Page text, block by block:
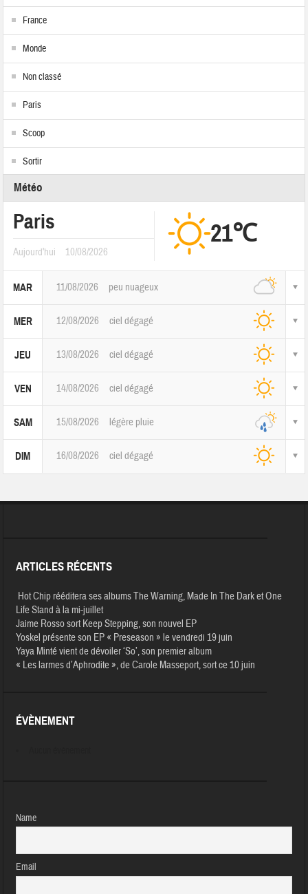
France
Monde
Non classé
Paris
Scoop
Sortir
Météo
Paris
Aujourd'hui 10/08/2026
21℃
MAR 11/08/2026 peu nuageux
MER 12/08/2026 ciel dégagé
JEU 13/08/2026 ciel dégagé
VEN 14/08/2026 ciel dégagé
SAM 15/08/2026 légère pluie
DIM 16/08/2026 ciel dégagé
ARTICLES RÉCENTS
Hot Chip rééditera ses albums The Warning, Made In The Dark et One
Life Stand à la mi-juillet
Jaime Rosso sort Keep Stepping, son nouvel EP
Yoskel présente son EP « Preseason » le vendredi 19 juin
Yaya Minté vient de dévoiler ‘So’, son premier album
« Les larmes d’Aphrodite », de Carole Masseport, sort ce 10 juin
ÉVÈNEMENT
Name
Email